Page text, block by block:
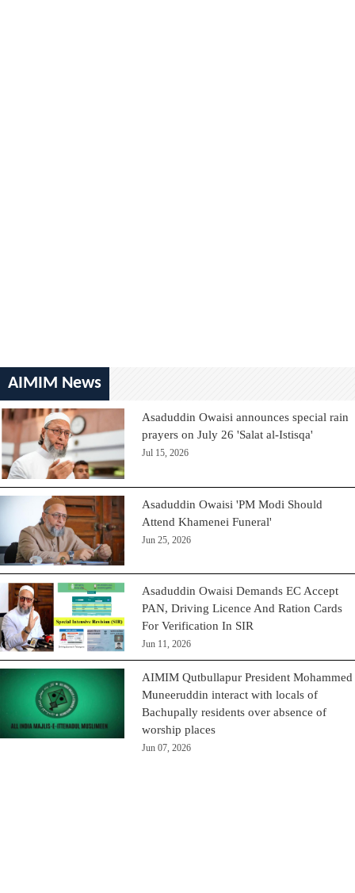
AIMIM News
Asaduddin Owaisi announces special rain
prayers on July 26 'Salat al-Istisqa'
Jul 15, 2026
Asaduddin Owaisi 'PM Modi Should
Attend Khamenei Funeral'
Jun 25, 2026
Asaduddin Owaisi Demands EC Accept
PAN, Driving Licence And Ration Cards
For Verification In SIR
Jun 11, 2026
AIMIM Qutbullapur President Mohammed
Muneeruddin interact with locals of
Bachupally residents over absence of
worship places
Jun 07, 2026